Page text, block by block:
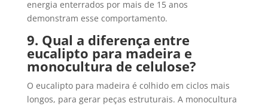
energia enterrados por mais de 15 anos
demonstram esse comportamento.
9. Qual a diferença entre
eucalipto para madeira e
monocultura de celulose?
O eucalipto para madeira é colhido em ciclos mais
longos, para gerar peças estruturais. A monocultura